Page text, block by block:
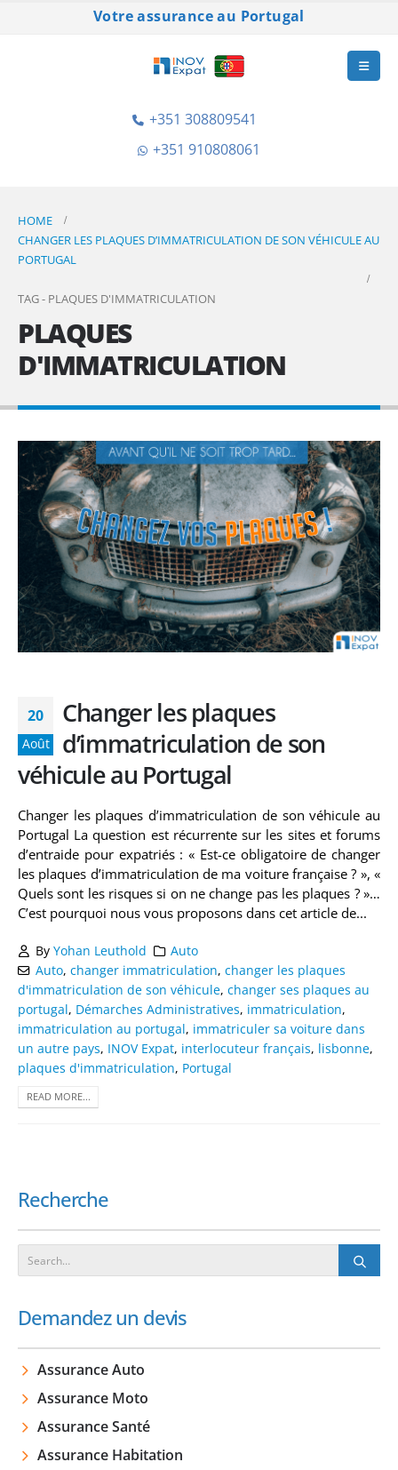
Votre assurance au Portugal
+351 308809541
+351 910808061
HOME
CHANGER LES PLAQUES D’IMMATRICULATION DE SON VÉHICULE AU
PORTUGAL
TAG - PLAQUES D'IMMATRICULATION
PLAQUES
D'IMMATRICULATION
20
Août
Changer les plaques
d’immatriculation de son
véhicule au Portugal
Changer les plaques d’immatriculation de son véhicule au
Portugal La question est récurrente sur les sites et forums
d’entraide pour expatriés : « Est-ce obligatoire de changer
les plaques d’immatriculation de ma voiture française ? », «
Quels sont les risques si on ne change pas les plaques ? »…
C’est pourquoi nous vous proposons dans cet article de...
By Yohan Leuthold
Auto
Auto, changer immatriculation, changer les plaques
d'immatriculation de son véhicule, changer ses plaques au
portugal , Démarches Administratives, immatriculation,
immatriculation au portugal , immatriculer sa voiture dans
un autre pays, INOV Expat, interlocuteur français, lisbonne,
plaques d'immatriculation, Portugal
READ MORE...
Recherche
Demandez un devis
Assurance Auto
Assurance Moto
Assurance Santé
Assurance Habitation